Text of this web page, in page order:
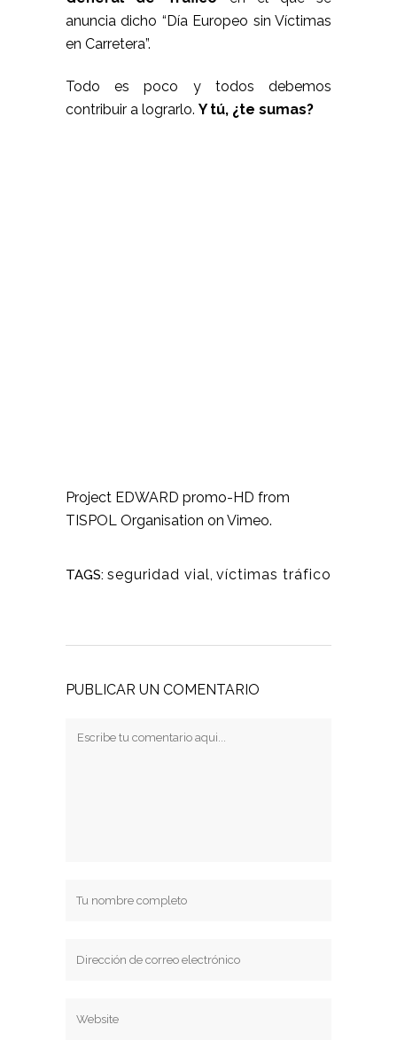
anuncia dicho “Día Europeo sin Víctimas
en Carretera”.
Todo es poco y todos debemos
contribuir a lograrlo. Y tú, ¿te sumas?
Project EDWARD promo-HD from
TISPOL Organisation on Vimeo.
TAGS: seguridad vial, víctimas tráfico
PUBLICAR UN COMENTARIO